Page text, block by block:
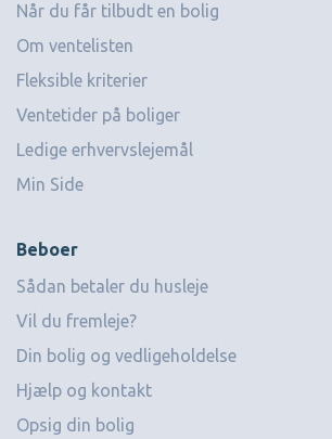
Når du får tilbudt en bolig
Om ventelisten
Fleksible kriterier
Ventetider på boliger
Ledige erhvervslejemål
Min Side
Beboer
Sådan betaler du husleje
Vil du fremleje?
Din bolig og vedligeholdelse
Hjælp og kontakt
Opsig din bolig